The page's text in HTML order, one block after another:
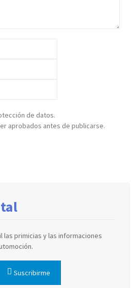
de datos.
aprobados antes de publicarse.
las primicias y las informaciones
Suscribirme